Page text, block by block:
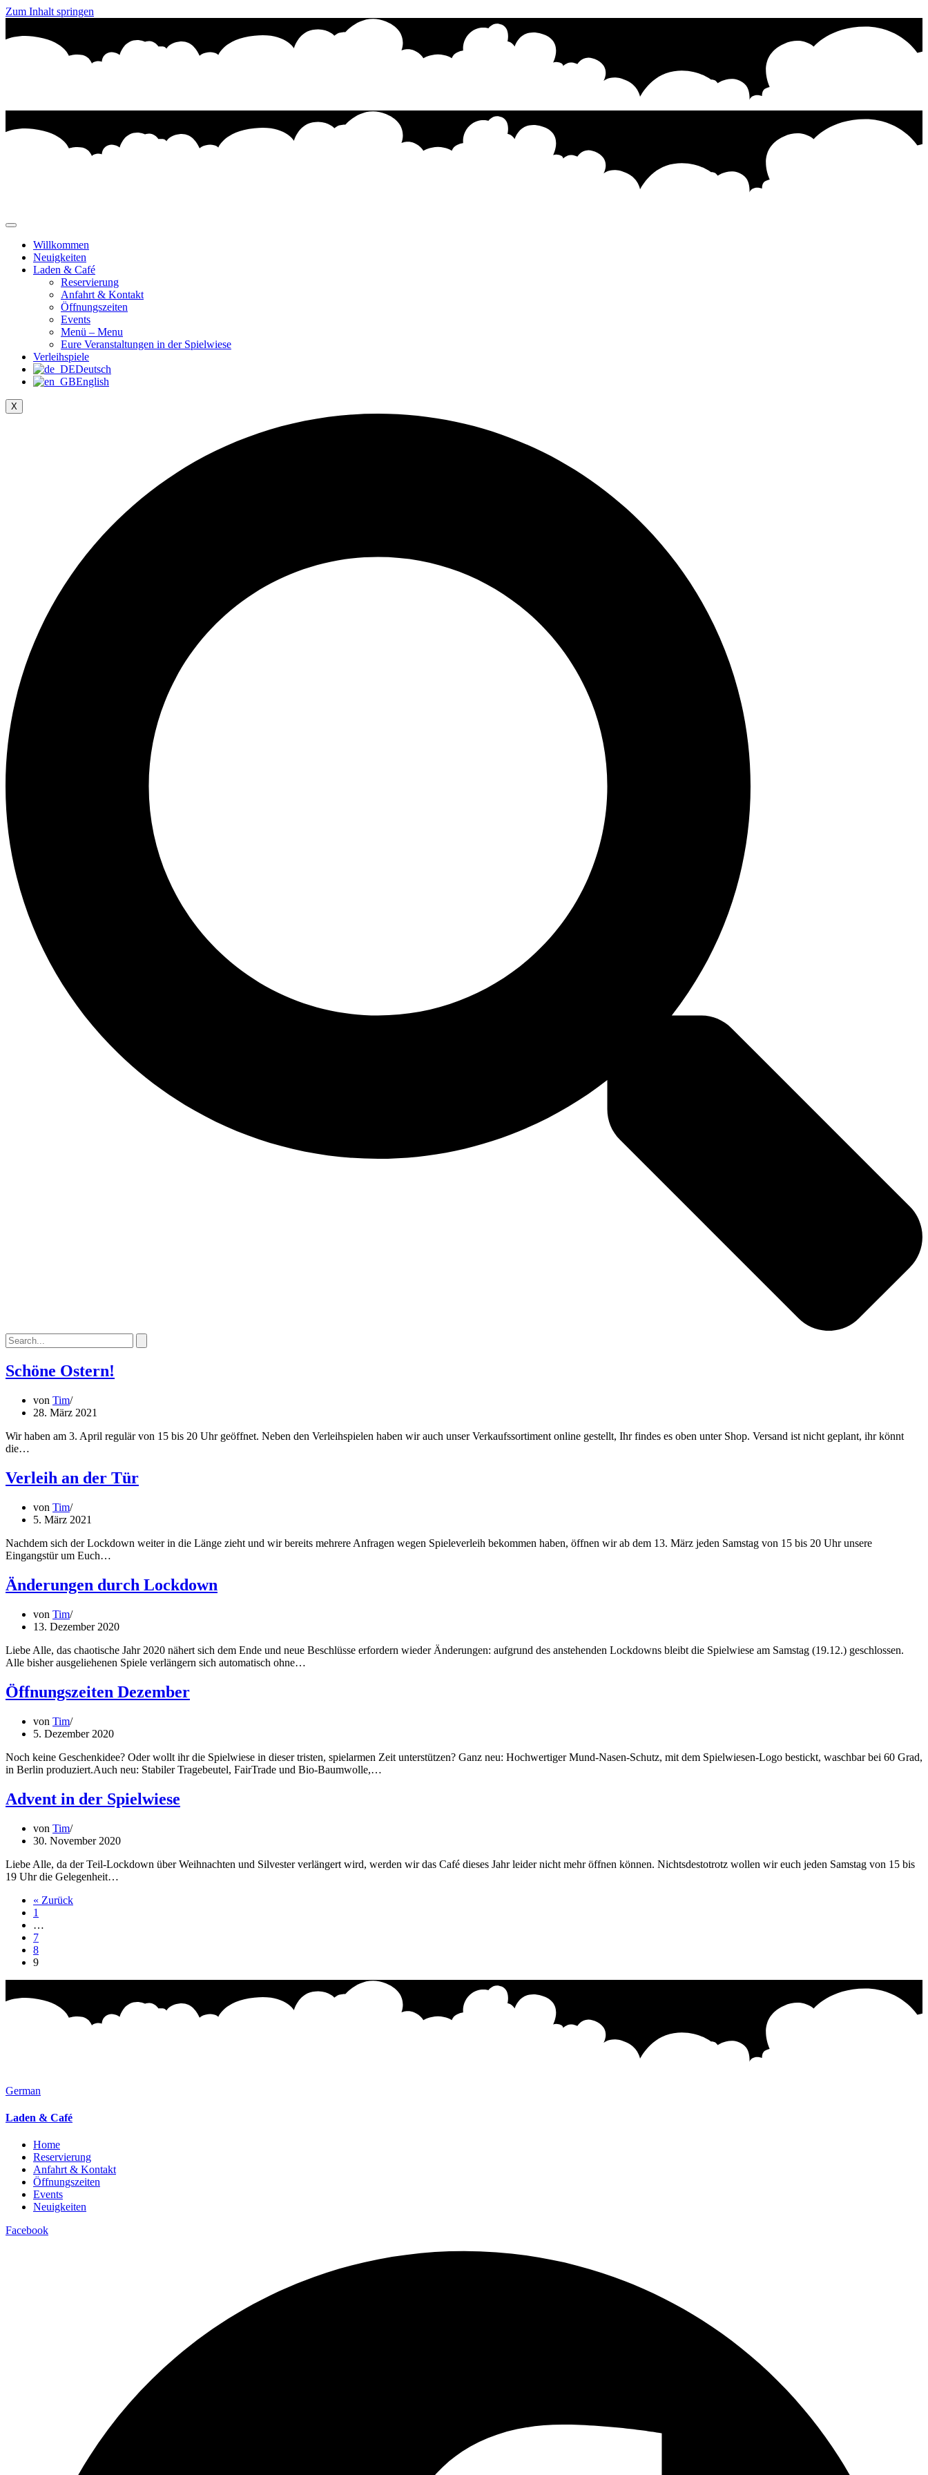
Zum Inhalt springen
Willkommen
Neuigkeiten
Laden & Café
Reservierung
Anfahrt & Kontakt
Öffnungszeiten
Events
Menü – Menu
Eure Veranstaltungen in der Spielwiese
Verleihspiele
Deutsch
English
X
Schöne Ostern!
von Tim
28. März 2021
Wir haben am 3. April regulär von 15 bis 20 Uhr geöffnet. Neben den Verleihspielen haben wir auch unser Verkaufssortiment online gestellt, Ihr findes es oben unter Shop. Versand ist nicht geplant, ihr könnt
die…
Verleih an der Tür
von Tim
5. März 2021
Nachdem sich der Lockdown weiter in die Länge zieht und wir bereits mehrere Anfragen wegen Spieleverleih bekommen haben, öffnen wir ab dem 13. März jeden Samstag von 15 bis 20 Uhr unsere
Eingangstür um Euch…
Änderungen durch Lockdown
von Tim
13. Dezember 2020
Liebe Alle, das chaotische Jahr 2020 nähert sich dem Ende und neue Beschlüsse erfordern wieder Änderungen: aufgrund des anstehenden Lockdowns bleibt die Spielwiese am Samstag (19.12.) geschlossen.
Alle bisher ausgeliehenen Spiele verlängern sich automatisch ohne…
Öffnungszeiten Dezember
von Tim
5. Dezember 2020
Noch keine Geschenkidee? Oder wollt ihr die Spielwiese in dieser tristen, spielarmen Zeit unterstützen? Ganz neu: Hochwertiger Mund-Nasen-Schutz, mit dem Spielwiesen-Logo bestickt, waschbar bei 60 Grad,
in Berlin produziert.Auch neu: Stabiler Tragebeutel, FairTrade und Bio-Baumwolle,…
Advent in der Spielwiese
von Tim
30. November 2020
Liebe Alle, da der Teil-Lockdown über Weihnachten und Silvester verlängert wird, werden wir das Café dieses Jahr leider nicht mehr öffnen können. Nichtsdestotrotz wollen wir euch jeden Samstag von 15 bis
19 Uhr die Gelegenheit…
« Zurück
1
…
7
8
9
German
Laden & Café
Home
Reservierung
Anfahrt & Kontakt
Öffnungszeiten
Events
Neuigkeiten
Facebook